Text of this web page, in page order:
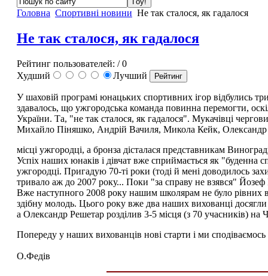
Головна Спортивні новини Не так сталося, як гадалося
Не так сталося, як гадалося
Рейтинг пользователей: / 0
Худший
Лучший
У шаховій програмі юнацьких спортивних ігор відбулись
здавалось, що ужгородська команда повинна перемогти,
України. Та, "не так сталося, як гадалося". Мукачівці
Михайло Піняшко, Андрій Вачиля, Микола Кейк,
місці ужгородці, а бронза дісталася представникам
Успіх наших юнаків і дівчат вже сприймається як
ужгородці. Пригадую 70-ті роки (тоді й мені доводилось
тривало аж до 2007 року... Поки "за справу не взявся"
Вже наступного 2008 року нашим школярам не було рівних
здібну молодь. Цього року вже два наших вихованці
а Олександр Решетар розділив 3-5 місця (з 70 учасників) на
Попереду у наших вихованців нові старти і ми
О.Федів